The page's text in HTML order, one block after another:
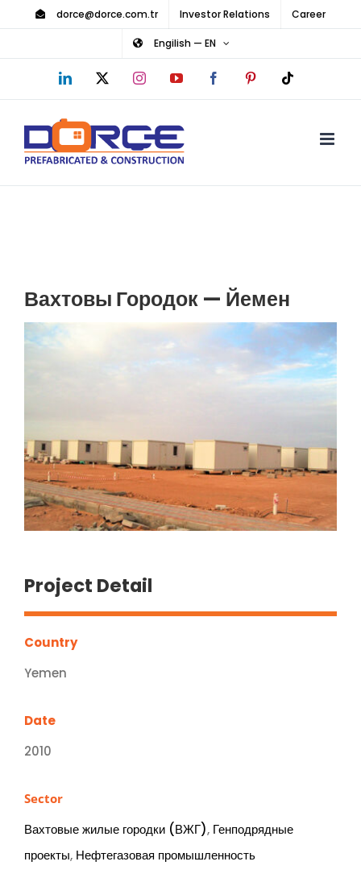
content
dorce@dorce.com.tr Investor Relations Career
Engilish — EN
LinkedIn InstagramYouTube FacebookPinterest
Вахтовы Городок — Йемен
Project Detail
Country
Yemen
Date
2010
Sector
Вахтовые жилые городки (ВЖГ), Генподрядные
проекты, Нефтегазовая промышленность